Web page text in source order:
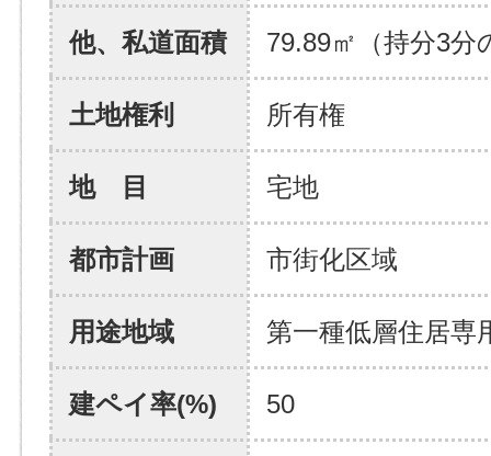
他、私道面積 79.89㎡（持分3分
土地権利 所有権
地 目 宅地
都市計画 市街化区域
用途地域 第一種低層住居専
建ペイ率(%) 50